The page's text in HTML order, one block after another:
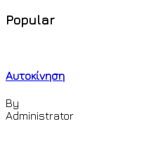
Popular
Αυτοκίνηση
By
Administrator